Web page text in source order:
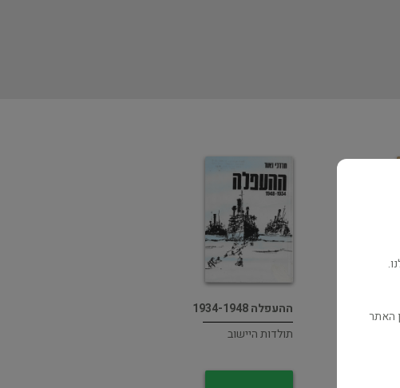
ההעפלה 1934-1948
תולדות היישוב
האתר